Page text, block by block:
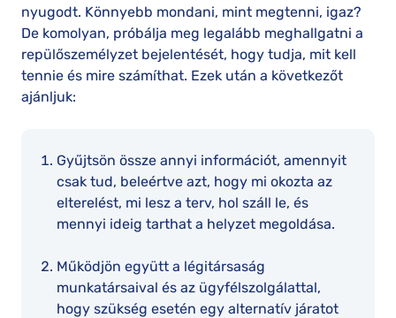
nyugodt. Könnyebb mondani, mint megtenni, igaz?
De komolyan, próbálja meg legalább meghallgatni a
repülőszemélyzet bejelentését, hogy tudja, mit kell
tennie és mire számíthat. Ezek után a következőt
ajánljuk:
Gyűjtsön össze annyi információt, amennyit
csak tud, beleértve azt, hogy mi okozta az
elterelést, mi lesz a terv, hol száll le, és
mennyi ideig tarthat a helyzet megoldása.
Működjön együtt a légitársaság
munkatársaival és az ügyfélszolgálattal,
hogy szükség esetén egy alternatív járatot